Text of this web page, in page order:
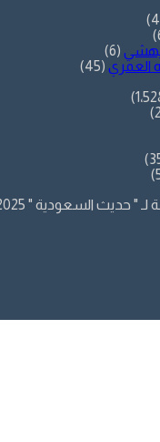
(6)
العمري (45)
حديث السعودية " 2025 ©